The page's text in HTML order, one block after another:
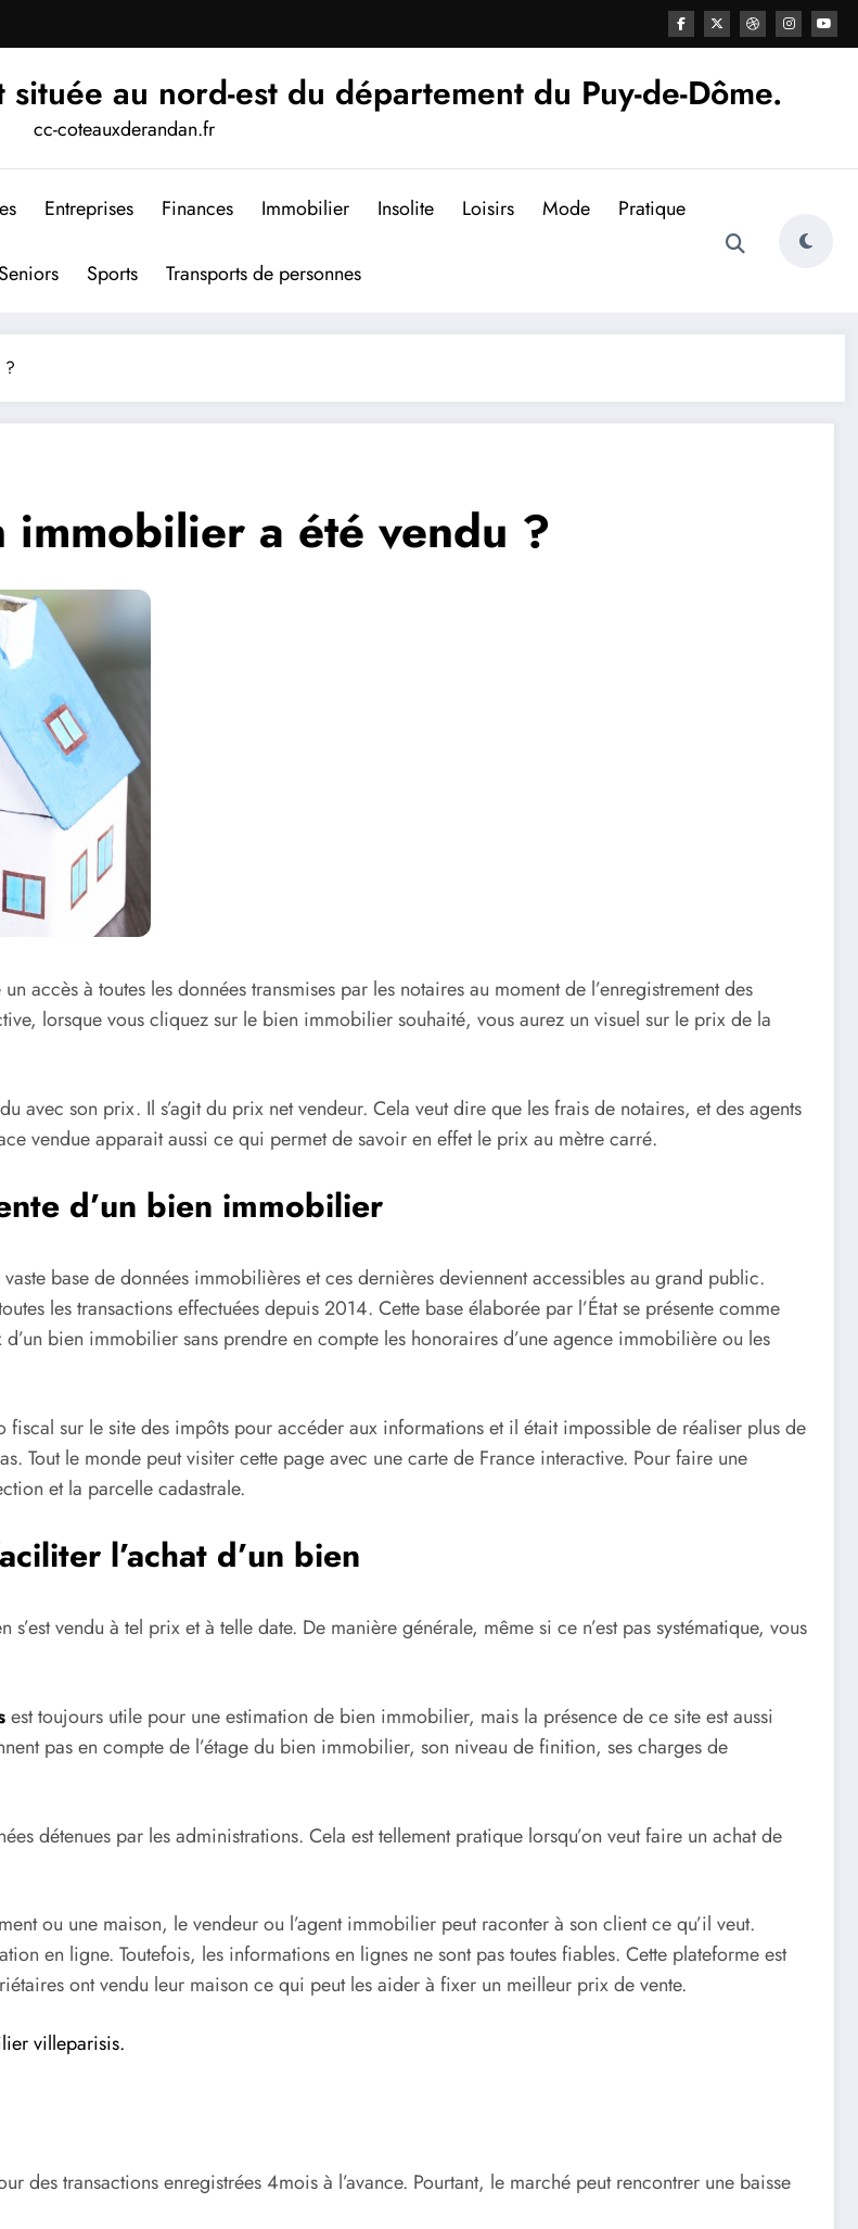
au nord-est du département du Puy-de-Dôme.
cc-coteauxderandan.fr
Entreprises Finances Immobilier Insolite Loisirs Mode Pratique
Seniors Sports Transports de personnes
?
immobilier a été vendu ?
accès à toutes les données transmises par les notaires au moment de l’enregistrement des
lorsque vous cliquez sur le bien immobilier souhaité, vous aurez un visuel sur le prix de la
avec son prix. Il s’agit du prix net vendeur. Cela veut dire que les frais de notaires, et des agents
vendue apparait aussi ce qui permet de savoir en effet le prix au mètre carré.
d’un bien immobilier
base de données immobilières et ces dernières deviennent accessibles au grand public.
les transactions effectuées depuis 2014. Cette base élaborée par l’État se présente comme
bien immobilier sans prendre en compte les honoraires d’une agence immobilière ou les
sur le site des impôts pour accéder aux informations et il était impossible de réaliser plus de
Tout le monde peut visiter cette page avec une carte de France interactive. Pour faire une
et la parcelle cadastrale.
l’achat d’un bien
vendu à tel prix et à telle date. De manière générale, même si ce n’est pas systématique, vous
esttoujours utile pour une estimation de bien immobilier, mais la présence de ce site est aussi
pas en compte de l’étage du bien immobilier, son niveau de finition, ses charges de
détenues par les administrations. Cela est tellement pratique lorsqu’on veut faire un achat de
ou une maison, le vendeur ou l’agent immobilier peut raconter à son client ce qu’il veut.
en ligne. Toutefois, les informations en lignes ne sont pas toutes fiables. Cette plateforme est
ont vendu leur maison ce qui peut les aider à fixer un meilleur prix de vente.
villeparisis.
des transactions enregistrées 4mois à l’avance. Pourtant, le marché peut rencontrer une baisse